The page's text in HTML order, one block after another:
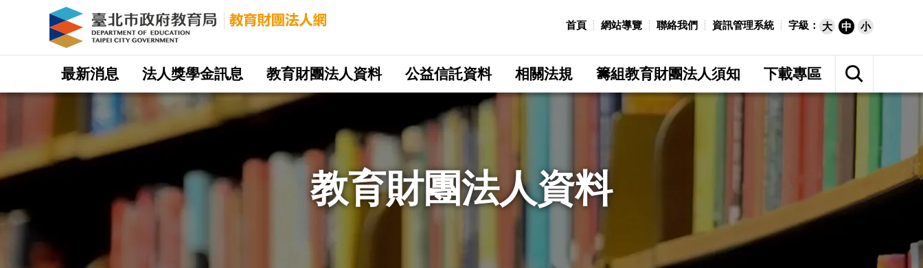
｜
府
首頁 網站導覽 聯絡我們 資訊管理系統 字級： 大 中 小
網
最新消息 法人獎學金訊息 教育財團法人資料 公益信託資料 相關法規 籌組教育財團法人須知 下載專區
展
開
網
站
尋
教育財團法人資料